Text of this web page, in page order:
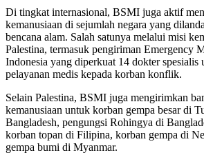
Di tingkat internasional, BSMI juga aktif
kemanusiaan di sejumlah negara yang
bencana alam. Salah satunya melalui misi
Palestina, termasuk pengiriman Emergency
Indonesia yang diperkuat 14 dokter spesialis
pelayanan medis kepada korban konflik.
Selain Palestina, BSMI juga mengirimkan
kemanusiaan untuk korban gempa besar di
Bangladesh, pengungsi Rohingya di
korban topan di Filipina, korban gempa di
gempa bumi di Myanmar.